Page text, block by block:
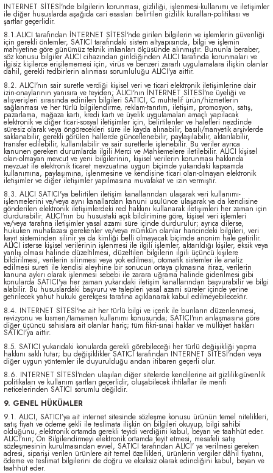
INTERNET SİTESİ'nde bilgilerin korunması, gizliliği, işlenmesi-kullanımı ve iletişimler
ile diğer hususlarda aşağıda cari esasları belirtilen gizlilik kuralları-politikası ve
şartlar geçerlidir.
8.1.ALICI tarafından İNTERNET SİTESİ'nde girilen bilgilerin ve işlemlerin güvenliği
için gerekli önlemler, SATICI tarafındaki sistem altyapısında, bilgi ve işlemin
mahiyetine göre günümüz teknik imkanları ölçüsünde alınmıştır. Bununla beraber,
söz konusu bilgiler ALICI cihazından girildiğinden ALICI tarafında korunmaları ve
ilgisiz kişilerce erişilememesi için, virüs ve benzeri zararlı uygulamalara ilişkin olanlar
dahil, gerekli tedbirlerin alınması sorumluluğu ALICI'ya aittir.
8.2. ALICI'nın sair suretle verdiği kişisel veri ve ticari elektronik iletişimlerine dair
izin-onaylarının yanısıra ve teyiden; ALICI'nın İNTERNET SİTESİ'ne üyeliği ve
alışverişleri sırasında edinilen bilgileri SATICI, C muhtelif ürün/hizmetlerin
sağlanması ve her türlü bilgilendirme, reklam-tanıtım, iletişim, promosyon, satış,
pazarlama, mağaza kartı, kredi kartı ve üyelik uygulamaları amaçlı yapılacak
elektronik ve diğer ticari-sosyal iletişimler için, belirtilenler ve halefleri nezdinde
süresiz olarak veya öngörecekleri süre ile kayda alınabilir, basılı/manyetik arşivlerde
saklanabilir, gerekli görülen hallerde güncellenebilir, paylaşılabilir, aktarılabilir,
transfer edilebilir, kullanılabilir ve sair suretlerle işlenebilir. Bu veriler ayrıca
kanunen gereken durumlarda ilgili Merci ve Mahkemelere iletilebilir. ALICI kişisel
olan-olmayan mevcut ve yeni bilgilerinin, kişisel verilerin korunması hakkında
mevzuat ile elektronik ticaret mevzuatına uygun biçimde yukarıdaki kapsamda
kullanımına, paylaşımına, işlenmesine ve kendisine ticari olan-olmayan elektronik
iletişimler ve diğer iletişimler yapılmasına muvafakat ve izin vermiştir.
8.3. ALICI SATICI'ya belirtilen iletişim kanallarından ulaşarak veri kullanımı-
işlenmelerini ve/veya aynı kanallardan kanuni usulünce ulaşarak ya da kendisine
gönderilen elektronik iletişimlerdeki red hakkını kullanarak iletişimleri her zaman için
durdurabilir. ALICI'nın bu husustaki açık bildirimine göre, kişisel veri işlemleri
ve/veya tarafına iletişimler yasal azami süre içinde durdurulur; ayrıca dilerse,
hukuken muhafazası gerekenler ve/veya mümkün olanlar haricindeki bilgileri, veri
kayıt sisteminden silinir ya da kimliği belli olmayacak biçimde anonim hale getirilir.
ALICI isterse kişisel verilerinin işlenmesi ile ilgili işlemler, aktarıldığı kişiler, eksik veya
yanlış olması halinde düzeltilmesi, düzeltilen bilgilerin ilgili üçüncü kişilere
bildirilmesi, verilerin silinmesi veya yok edilmesi, otomatik sistemler ile analiz
edilmesi sureti ile kendisi aleyhine bir sonucun ortaya çıkmasına itiraz, verilerin
kanuna aykırı olarak işlenmesi sebebi ile zarara uğrama halinde giderilmesi gibi
konularda SATICI'ya her zaman yukarıdaki iletişim kanallarından başvurabilir ve bilgi
alabilir. Bu hususlardaki başvuru ve talepleri yasal azami süreler içinde yerine
getirilecek yahut hukuki gerekçesi tarafına açıklanarak kabul edilmeyebilecektir.
8.4. INTERNET SİTESİ'ne ait her türlü bilgi ve içerik ile bunların düzenlenmesi,
revizyonu ve kısmen/tamamen kullanımı konusunda; SATICI'nın anlaşmasına göre
diğer üçüncü sahıslara ait olanlar hariç; tüm fikri-sınai haklar ve mülkiyet hakları
SATICI'ya aittir.
8.5. SATICI yukarıdaki konularda gerekli görebileceği her türlü değişikliği yapma
hakkını saklı tutar; bu değişiklikler SATICI tarafından INTERNET SİTESİ'nden veya
diğer uygun yöntemler ile duyurulduğu andan itibaren geçerli olur.
8.6. INTERNET SİTESİ'nden ulaşılan diğer sitelerde kendilerine ait gizlilik-güvenlik
politikaları ve kullanım şartları geçerlidir, oluşabilecek ihtilaflar ile menfi
neticelerinden SATICI sorumlu değildir.
9. GENEL HÜKÜMLER
9.1. ALICI, SATICI’ya ait internet sitesinde sözleşme konusu ürünün temel nitelikleri,
satış fiyatı ve ödeme şekli ile teslimata ilişkin ön bilgileri okuyup, bilgi sahibi
olduğunu, elektronik ortamda gerekli teyidi verdiğini kabul, beyan ve taahhüt eder.
ALICI’nın; Ön Bilgilendirmeyi elektronik ortamda teyit etmesi, mesafeli satış
sözleşmesinin kurulmasından evvel, SATICI tarafından ALICI' ya verilmesi gereken
adresi, siparişi verilen ürünlere ait temel özellikleri, ürünlerin vergiler dâhil fiyatını,
ödeme ve teslimat bilgilerini de doğru ve eksiksiz olarak edindiğini kabul, beyan ve
taahhüt eder.